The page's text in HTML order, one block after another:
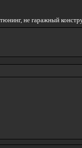
не гаражный